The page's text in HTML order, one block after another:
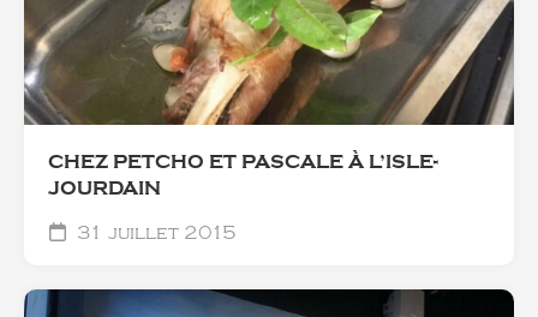
CHEZ PETCHO ET PASCALE À L’ISLE-
JOURDAIN
31 juillet 2015